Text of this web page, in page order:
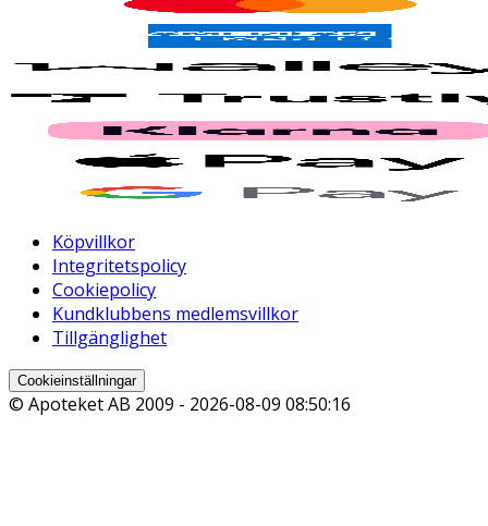
Köpvillkor
Integritetspolicy
Cookiepolicy
Kundklubbens medlemsvillkor
Tillgänglighet
Cookieinställningar
© Apoteket AB 2009 - 2026-08-09 08:50:16